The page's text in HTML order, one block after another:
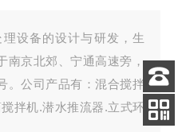
设备的设计与研发，生
南京北郊、宁通高速旁，
。公司产品有：混合搅拌
拌机.潜水推流器.立式环 客服
电话